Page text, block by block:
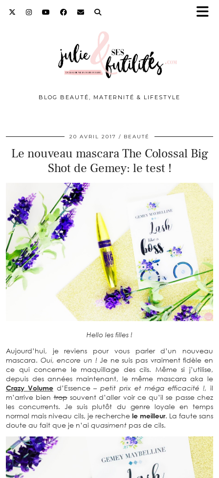
BLOG BEAUTÉ, MATERNITÉ & LIFESTYLE
20 AVRIL 2017 BEAUTÉ
Le nouveau mascara The Colossal Big
Shot de Gemey: le test !
Hello les filles !
Aujourd’hui, je reviens pour vous parler d’un nouveau
mascara. Oui, encore un ! Je ne suis pas vraiment fidèle en
ce qui concerne le maquillage des cils. Même si j’utilise,
depuis des années maintenant, le même mascara aka le
Crazy Volumed’Essence– petit prix et méga efficacité !, il
m’arrive bientropsouvent d’aller voir ce qu’il se passe chez
les concurrents. Je suis plutôt du genre loyale en temps
normal mais niveau cils, je recherche le meilleur. La faute sans
doute au fait que je n’ai quasiment pas de cils.